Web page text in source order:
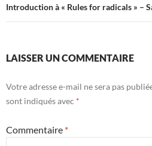
Introduction à « Rules for radicals » –
LAISSER UN COMMENTAIRE
Votre adresse e-mail ne sera pas
sont indiqués avec *
Commentaire *